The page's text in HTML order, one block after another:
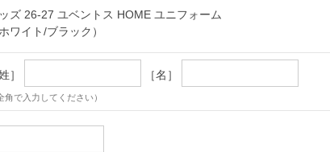
ズ 26-27 ユベントス HOME ユニフォーム
ホワイト/ブラック）
］ ［名］
角で入力してください）